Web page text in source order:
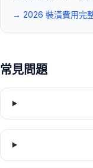
→ 2026 裝潢費用完
常見問題